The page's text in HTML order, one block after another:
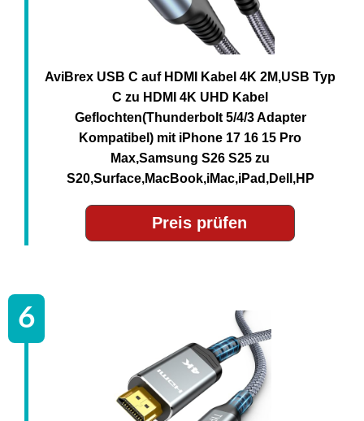
AviBrex USB C auf HDMI Kabel 4K 2M,USB Typ
C zu HDMI 4K UHD Kabel
Geflochten(Thunderbolt 5/4/3 Adapter
Kompatibel) mit iPhone 17 16 15 Pro
Max,Samsung S26 S25 zu
S20,Surface,MacBook,iMac,iPad,Dell,HP
Preis prüfen